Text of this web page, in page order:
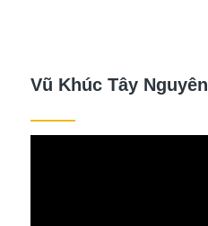
Vũ Khúc Tây Nguyên